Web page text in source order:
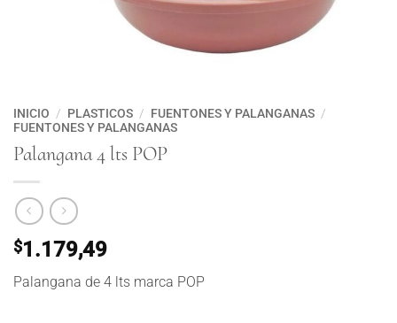
INICIO / PLASTICOS / FUENTONES Y PALANGANAS /
FUENTONES Y PALANGANAS
Palangana 4 lts POP
$1.179,49
Palangana de 4 lts marca POP